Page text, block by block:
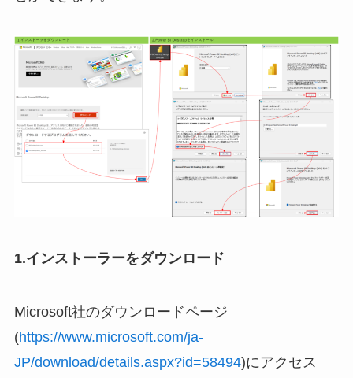
1.インストーラーをダウンロード
Microsoft社のダウンロードページ
(https://www.microsoft.com/ja-
JP/download/details.aspx?id=58494)にアクセス